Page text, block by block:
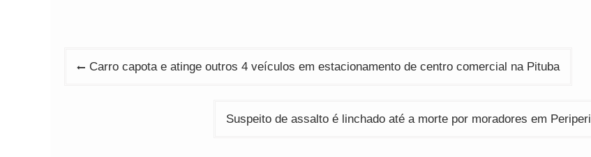
Navegação
Carro capota e atinge outros 4 veículos em estacionamento de centro comercial na Pituba
Suspeito de assalto é linchado até a morte por moradores em Periperi